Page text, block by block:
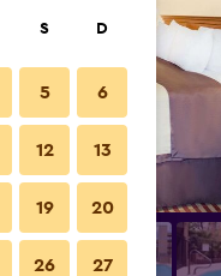
S D
5 6
12 13
19 20
26 27